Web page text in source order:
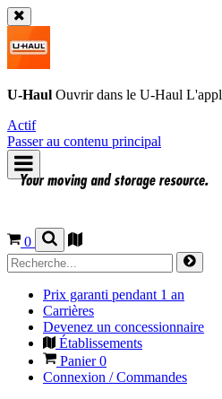
U-Haul Ouvrir dans le U-Haul
Actif
Passer au contenu principal
0
Prix garanti pendant 1 an
Carrières
Devenez un concessionnaire
Établissements
Panier0
Connexion / Commandes